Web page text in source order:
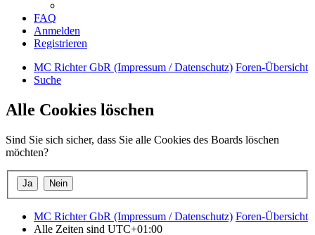
FAQ
Anmelden
Registrieren
MC Richter GbR (Impressum / Datenschutz) Foren-Übersicht
Suche
Alle Cookies löschen
Sind Sie sich sicher, dass Sie alle Cookies des Boards löschen
möchten?
MC Richter GbR (Impressum / Datenschutz) Foren-Übersicht
Alle Zeiten sind UTC+01:00